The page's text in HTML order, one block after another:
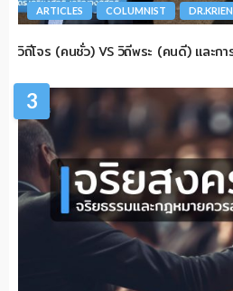
ARTICLES COLUMNIST
วิถีโจร (คนชั่ว) VS วิถีพระ (คนดี) และกา
3